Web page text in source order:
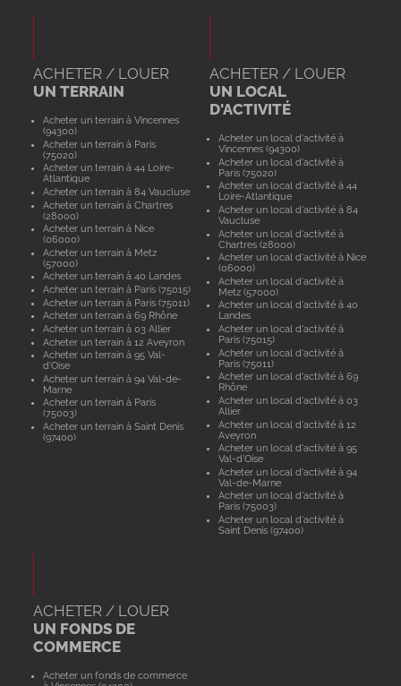
ACHETER / LOUER
UN TERRAIN
Acheter un terrain à Vincennes
(94300)
Acheter un terrain à Paris
(75020)
Acheter un terrain à 44 Loire-
Atlantique
Acheter un terrain à 84 Vaucluse
Acheter un terrain à Chartres
(28000)
Acheter un terrain à Nice
(06000)
Acheter un terrain à Metz
(57000)
Acheter un terrain à 40 Landes
Acheter un terrain à Paris (75015)
Acheter un terrain à Paris (75011)
Acheter un terrain à 69 Rhône
Acheter un terrain à 03 Allier
Acheter un terrain à 12 Aveyron
Acheter un terrain à 95 Val-
d'Oise
Acheter un terrain à 94 Val-de-
Marne
Acheter un terrain à Paris
(75003)
Acheter un terrain à Saint Denis
(97400)
ACHETER / LOUER
UN LOCAL
D'ACTIVITÉ
Acheter un local d'activité à
Vincennes (94300)
Acheter un local d'activité à
Paris (75020)
Acheter un local d'activité à 44
Loire-Atlantique
Acheter un local d'activité à 84
Vaucluse
Acheter un local d'activité à
Chartres (28000)
Acheter un local d'activité à Nice
(06000)
Acheter un local d'activité à
Metz (57000)
Acheter un local d'activité à 40
Landes
Acheter un local d'activité à
Paris (75015)
Acheter un local d'activité à
Paris (75011)
Acheter un local d'activité à 69
Rhône
Acheter un local d'activité à 03
Allier
Acheter un local d'activité à 12
Aveyron
Acheter un local d'activité à 95
Val-d'Oise
Acheter un local d'activité à 94
Val-de-Marne
Acheter un local d'activité à
Paris (75003)
Acheter un local d'activité à
Saint Denis (97400)
ACHETER / LOUER
UN FONDS DE
COMMERCE
Acheter un fonds de commerce